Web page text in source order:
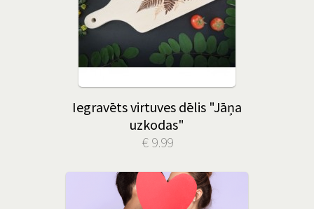
Iegravēts virtuves dēlis "Jāņa
uzkodas"
€ 9.99